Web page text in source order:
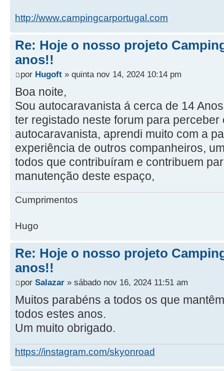
http://www.campingcarportugal.com
Re: Hoje o nosso projeto
anos!!
por Hugoft » quinta nov 14, 2024 10:14 pm
Boa noite,
Sou autocaravanista á cerca de 14
ter registado neste forum para perceber
autocaravanista, aprendi muito com a
experiência de outros companheiros,
todos que contribuíram e contribuem
manutenção deste espaço,
Cumprimentos
Hugo
Re: Hoje o nosso projeto
anos!!
por Salazar » sábado nov 16, 2024 11:51 am
Muitos parabéns a todos os que
todos estes anos.
Um muito obrigado.
https://instagram.com/skyonroad